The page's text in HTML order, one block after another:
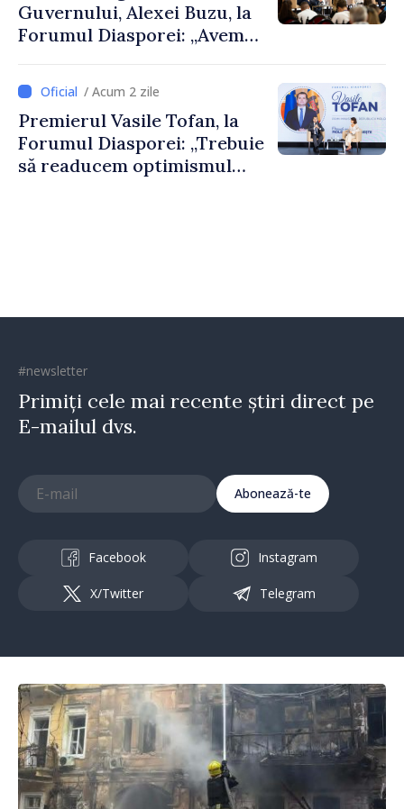
Guvernului, Alexei Buzu, la
Forumul Diasporei: „Avem
dumneavoastră pentru a
construi comunități mai
puternice”
/ Acum 2 zile
Premierul Vasile Tofan, la
Forumul Diasporei: „Trebuie
să readucem optimismul
#newsletter
Primiți cele mai recente știri direct pe
E-mailul dvs.
Abonează-te
Facebook Instagram
X/Twitter Telegram